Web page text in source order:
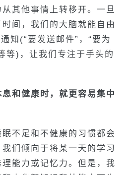
其他事情上转移开。一旦
间，我们的大脑就能自由
知(“要发送邮件”，“要为
等)，让我们专注于手头的
和健康时，就更容易集中
不足和不健康的习惯都会
们倾向于将某一天的学习
能力或记忆力。但是，我